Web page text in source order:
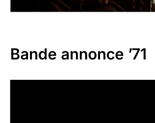
Bande annonce ’71